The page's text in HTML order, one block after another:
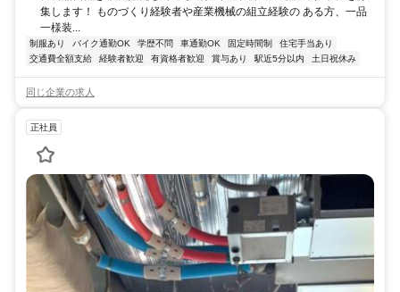
集します！ ものづくり経験者や産業機械の組立経験の ある方、一品
一様装...
制服あり バイク通勤OK 学歴不問 車通勤OK 固定時間制
住宅手当あり
交通費全額支給
経験者歓迎 有資格者歓迎 賞与あり 駅近5分以内 土日祝休み
同じ企業の求人
正社員